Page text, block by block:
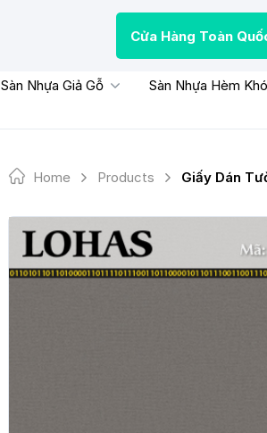
Cửa Hàng Toàn
Sàn Nhựa Giả Gỗ Sàn Nhựa Hèm
Home Products Giấy Dán